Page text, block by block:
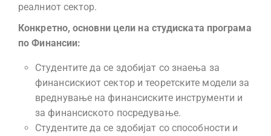
реалниот сектор.
Конкретно, основни цели на студиската програма
по Финансии:
Студентите да се здобијат со знаења за
финансискиот сектор и теоретските модели за
вреднување на финансиските инструменти и
за финансиското посредување.
Студентите да се здобијат со способности и